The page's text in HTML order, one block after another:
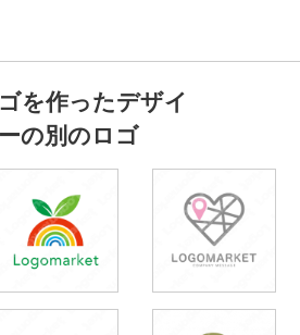
を作ったデザイ
の別のロゴ